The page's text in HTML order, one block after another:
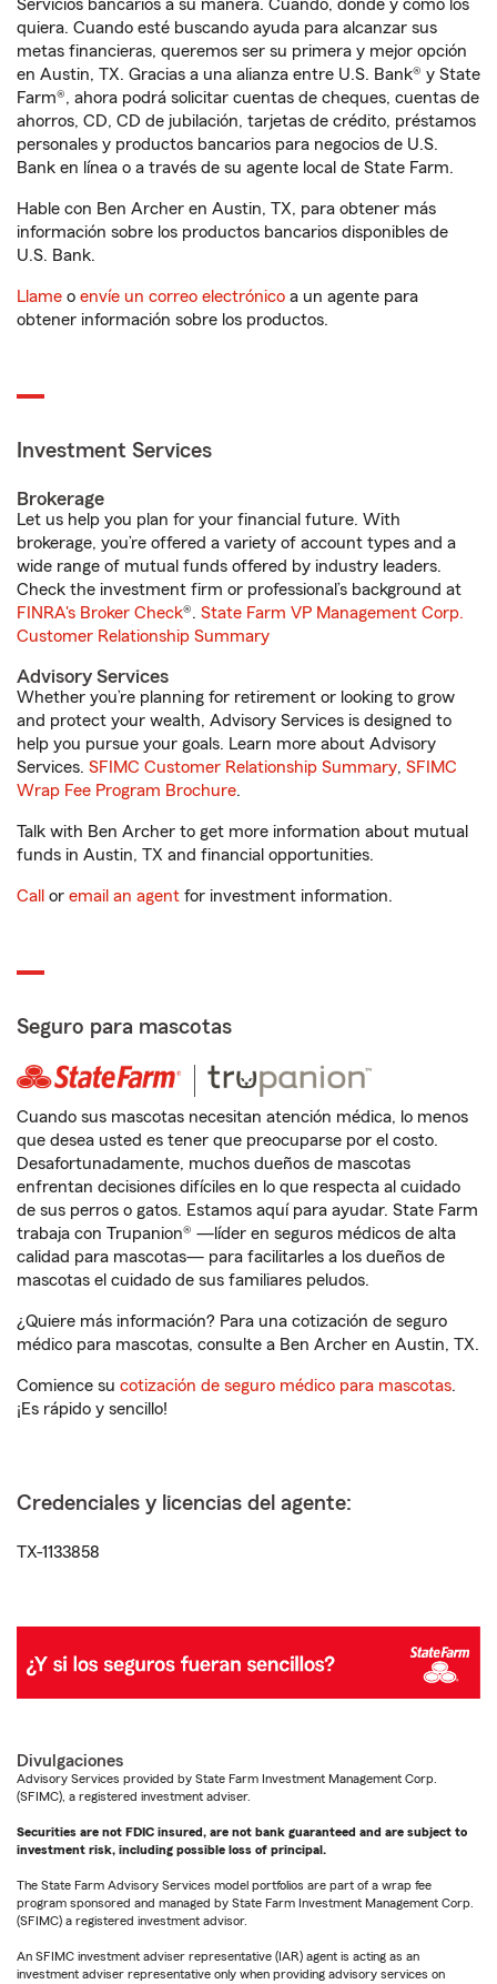
Servicios bancarios a su manera. Cuando, donde y como los
quiera. Cuando esté buscando ayuda para alcanzar sus
metas financieras, queremos ser su primera y mejor opción
en Austin, TX. Gracias a una alianza entre U.S. Bank® y State
Farm®, ahora podrá solicitar cuentas de cheques, cuentas de
ahorros, CD, CD de jubilación, tarjetas de crédito, préstamos
personales y productos bancarios para negocios de U.S.
Bank en línea o a través de su agente local de State Farm.
Hable con Ben Archer en Austin, TX, para obtener más
información sobre los productos bancarios disponibles de
U.S. Bank.
Llame o envíe un correo electrónico a un agente para
obtener información sobre los productos.
Investment Services
Brokerage
Let us help you plan for your financial future. With
brokerage, you’re offered a variety of account types and a
wide range of mutual funds offered by industry leaders.
Check the investment firm or professional’s background at
FINRA's Broker Check®. State Farm VP Management Corp.
Customer Relationship Summary
Advisory Services
Whether you’re planning for retirement or looking to grow
and protect your wealth, Advisory Services is designed to
help you pursue your goals. Learn more about Advisory
Services. SFIMC Customer Relationship Summary, SFIMC
Wrap Fee Program Brochure.
Talk with Ben Archer to get more information about mutual
funds in Austin, TX and financial opportunities.
Call or email an agent for investment information.
Seguro para mascotas
Cuando sus mascotas necesitan atención médica, lo menos
que desea usted es tener que preocuparse por el costo.
Desafortunadamente, muchos dueños de mascotas
enfrentan decisiones difíciles en lo que respecta al cuidado
de sus perros o gatos. Estamos aquí para ayudar. State Farm
trabaja con Trupanion® —líder en seguros médicos de alta
calidad para mascotas— para facilitarles a los dueños de
mascotas el cuidado de sus familiares peludos.
¿Quiere más información? Para una cotización de seguro
médico para mascotas, consulte a Ben Archer en Austin, TX.
Comience su cotización de seguro médico para mascotas.
¡Es rápido y sencillo!
Credenciales y licencias del agente:
TX-1133858
Divulgaciones
Advisory Services provided by State Farm Investment Management Corp.
(SFIMC), a registered investment adviser.
Securities are not FDIC insured, are not bank guaranteed and are subject to
investment risk, including possible loss of principal.
The State Farm Advisory Services model portfolios are part of a wrap fee
program sponsored and managed by State Farm Investment Management Corp.
(SFIMC) a registered investment advisor.
An SFIMC investment adviser representative (IAR) agent is acting as an
investment adviser representative only when providing advisory services on